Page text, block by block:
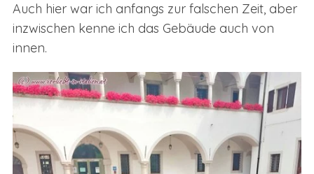
Auch hier war ich anfangs zur falschen Zeit, aber
inzwischen kenne ich das Gebäude auch von
innen.